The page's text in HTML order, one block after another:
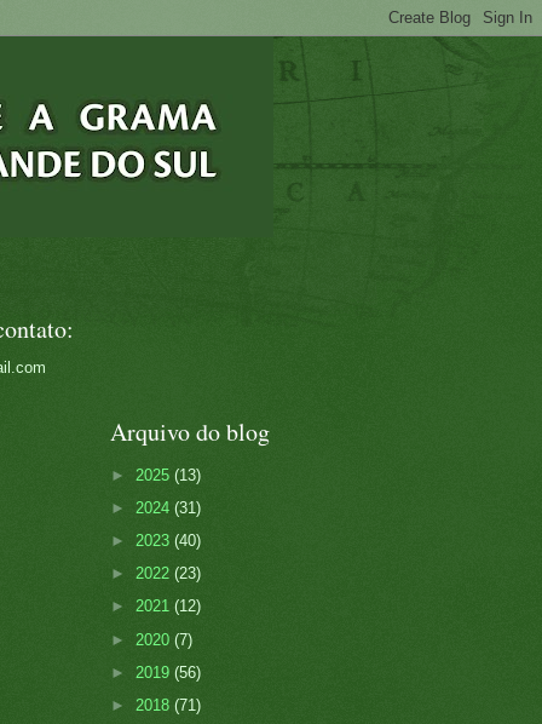
Arquivo do blog
► 2025 (13)
► 2024 (31)
► 2023 (40)
► 2022 (23)
► 2021 (12)
► 2020 (7)
► 2019 (56)
► 2018 (71)